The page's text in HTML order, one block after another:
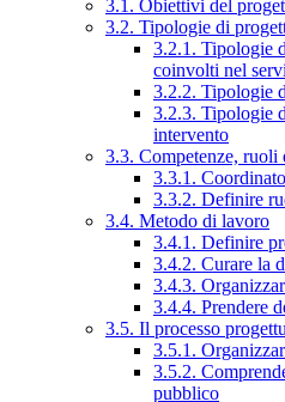
3.1. Obiettivi del
3.2. Tipologie di
3.2.1. Tipologie
coinvolti nel
3.2.2. Tipologie
3.2.3. Tipologie
intervento
3.3. Competenze,
3.3.1.
3.3.2. Definire
3.4. Metodo di lavoro
3.4.1. Definire
3.4.2. Curare la
3.4.3.
3.4.4. Prendere
3.5. Il processo
3.5.1.
3.5.2.
pubblico